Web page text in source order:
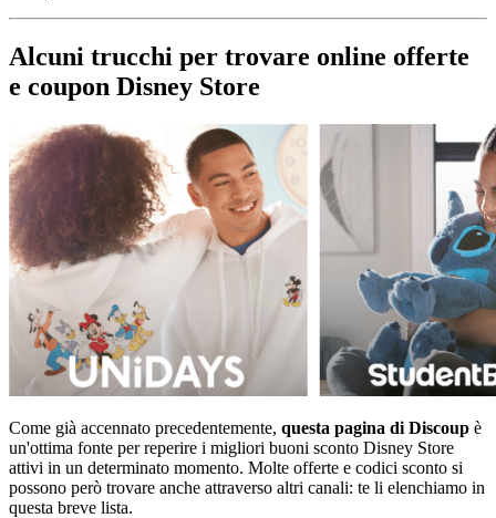
Alcuni trucchi per trovare online offerte
e coupon Disney Store
Come già accennato precedentemente, questa pagina di Discoup è
un'ottima fonte per reperire i migliori buoni sconto Disney Store
attivi in un determinato momento. Molte offerte e codici sconto si
possono però trovare anche attraverso altri canali: te li elenchiamo in
questa breve lista.